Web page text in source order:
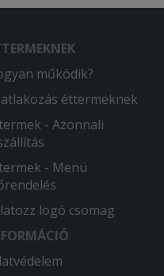
működik?
éttermeknek
- Azonnali
- Menü
logó csomag